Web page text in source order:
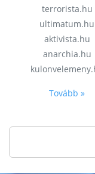
terrorista.hu
ultimatum.hu
aktivista.hu
anarchia.hu
Tovább »